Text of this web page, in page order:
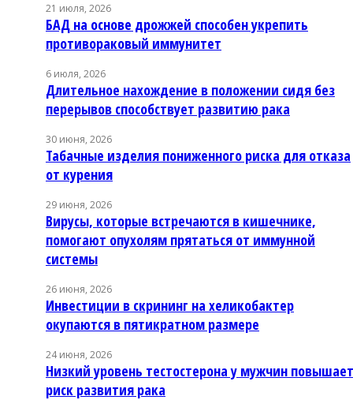
21 июля, 2026
БАД на основе дрожжей способен укрепить
противораковый иммунитет
6 июля, 2026
Длительное нахождение в положении сидя без
перерывов способствует развитию рака
30 июня, 2026
Табачные изделия пониженного риска для отказа
от курения
29 июня, 2026
Вирусы, которые встречаются в кишечнике,
помогают опухолям прятаться от иммунной
системы
26 июня, 2026
Инвестиции в скрининг на хеликобактер
окупаются в пятикратном размере
24 июня, 2026
Низкий уровень тестостерона у мужчин повышает
риск развития рака